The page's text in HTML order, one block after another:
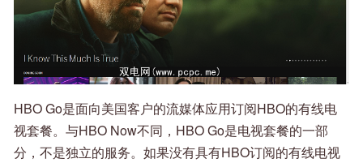
HBO Go是面向美国客户的流媒体应用订阅HBO的有线电
视套餐。与HBO Now不同，HBO Go是电视套餐的一部
分，不是独立的服务。如果没有具有HBO订阅的有线电视